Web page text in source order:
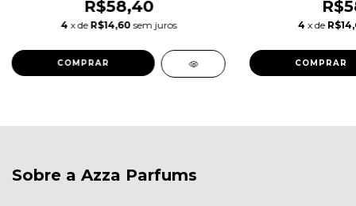
R$58,40
4 x de R$14,60 sem juros
COMPRAR
4 x de
COMPRAR
Sobre a Azza Parfums